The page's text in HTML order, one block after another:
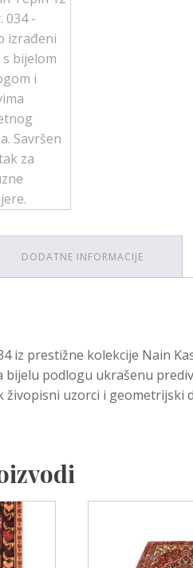
DODATNE INFORMACIJE
iz prestižne kolekcije Nain
bijelu podlogu ukrašenu
živopisni uzorci i geometrijski